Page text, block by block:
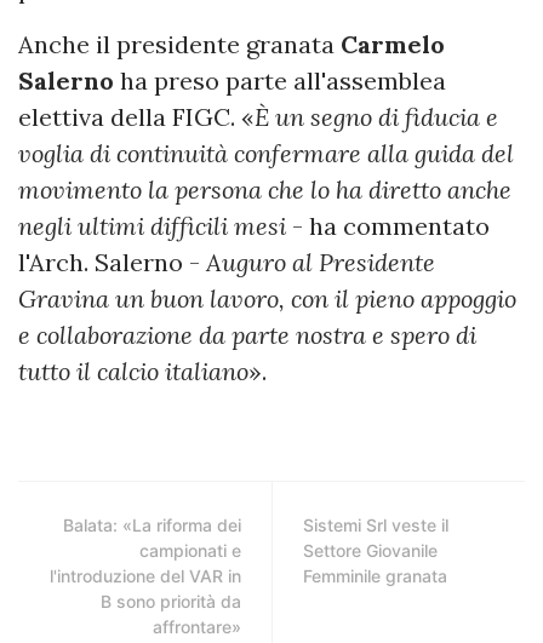
Anche il presidente granata Carmelo
Salerno ha preso parte all'assemblea
elettiva della FIGC. «È un segno di fiducia e
voglia di continuità confermare alla guida del
movimento la persona che lo ha diretto anche
negli ultimi difficili mesi - ha commentato
l'Arch. Salerno -Auguro al Presidente
Gravina un buon lavoro, con il pieno appoggio
e collaborazione da parte nostra e spero di
tutto il calcio italiano».
Balata: «La riforma dei
campionati e
l'introduzione del VAR in
B sono priorità da
affrontare»
Sistemi Srl veste il
Settore Giovanile
Femminile granata